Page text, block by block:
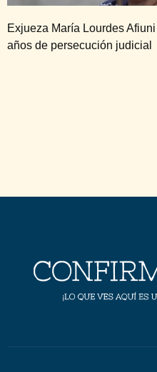
Exjueza María Lourdes
años de persecución judicial